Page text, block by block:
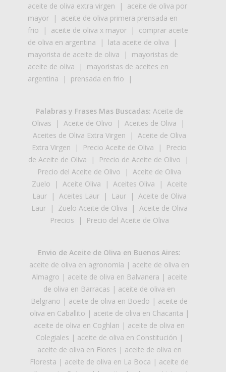
aceite de oliva extra virgen | aceite de oliva por
mayor | aceite de oliva primera prensada en
frio | aceite de oliva x mayor | comprar aceite
de oliva en argentina | lata aceite de oliva |
mayorista de aceite de oliva | mayoristas de
aceite de oliva | mayoristas de aceites en
argentina | prensada en frio |
Palabras y Frases Mas Buscadas: Aceite de
Olivas | Aceite de Olivo | Aceites de Oliva |
Aceites de Oliva Extra Virgen | Aceite de Oliva
Extra Virgen | Precio Aceite de Oliva |
Precio
de Aceite de Oliva | Precio de Aceite de Olivo |
Precio del Aceite de Olivo | Aceite de Oliva
Zuelo | Aceite Oliva | Aceites Oliva | Aceite
Laur| Aceites Laur| Laur| Aceite de Oliva
Laur| Zuelo Aceite de Oliva | Aceite de Oliva
Precios | Precio del Aceite de Oliva
Envio de Aceite de Oliva en Buenos Aires:
aceite de oliva en agronomía | aceite de oliva en
Almagro | aceite de oliva en Balvanera | aceite
de oliva en Barracas | aceite de oliva en
Belgrano | aceite de oliva en Boedo | aceite de
oliva en Caballito | aceite de oliva en Chacarita |
aceite de oliva en Coghlan | aceite de oliva en
Colegiales | aceite de oliva en Constitución |
aceite de oliva en Flores | aceite de oliva en
Floresta | aceite de oliva en La Boca | aceite de